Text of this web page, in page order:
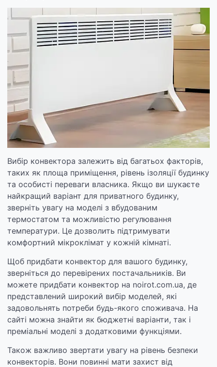
Вибір конвектора залежить від багатьох факторів,
таких як площа приміщення, рівень ізоляції будинку
та особисті переваги власника. Якщо ви шукаєте
найкращий варіант для приватного будинку,
зверніть увагу на моделі з вбудованим
термостатом та можливістю регулювання
температури. Це дозволить підтримувати
комфортний мікроклімат у кожній кімнаті.
Щоб придбати конвектор для вашого будинку,
зверніться до перевірених постачальників. Ви
можете придбати конвектор на noirot.com.ua, де
представлений широкий вибір моделей, які
задовольнять потреби будь-якого споживача. На
сайті можна знайти як бюджетні варіанти, так і
преміальні моделі з додатковими функціями.
Також важливо звертати увагу на рівень безпеки
конвекторів. Вони повинні мати захист від